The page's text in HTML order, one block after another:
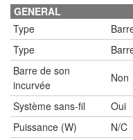
GENERAL
Type
Type
Barre de son
incurvée
Non
Système sans-fil
Oui
Puissance (W)
N/C